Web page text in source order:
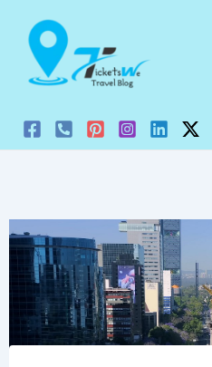
στο
περιεχόμενο